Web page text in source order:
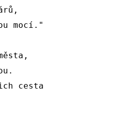
mocí."
cesta